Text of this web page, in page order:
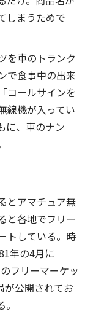
しまうためで
を車のトランク
で食事中の出来
コールサインを
線機が入ってい
に、車のナン
とアマチュア無
と各地でフリー
トしている。時
年の4月に
フリーマーケッ
が公開されてお